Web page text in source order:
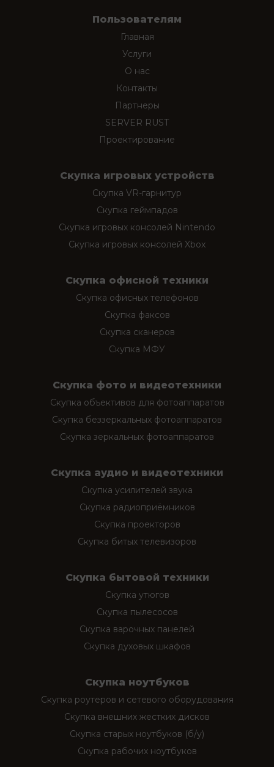
Пользователям
Главная
Услуги
О нас
Контакты
Партнеры
SERVER RUST
Проектирование
Скупка игровых устройств
Скупка VR-гарнитур
Скупка геймпадов
Скупка игровых консолей Nintendo
Скупка игровых консолей Xbox
Скупка офисной техники
Скупка офисных телефонов
Скупка факсов
Скупка сканеров
Скупка МФУ
Скупка фото и видеотехники
Скупка объективов для фотоаппаратов
Скупка беззеркальных фотоаппаратов
Скупка зеркальных фотоаппаратов
Скупка аудио и видеотехники
Скупка усилителей звука
Скупка радиоприёмников
Скупка проекторов
Скупка битых телевизоров
Скупка бытовой техники
Скупка утюгов
Скупка пылесосов
Скупка варочных панелей
Скупка духовых шкафов
Скупка ноутбуков
Скупка роутеров и сетевого оборудования
Скупка внешних жестких дисков
Скупка старых ноутбуков (б/у)
Скупка рабочих ноутбуков